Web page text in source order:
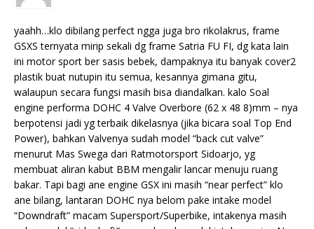
yaahh…klo dibilang perfect ngga juga bro rikolakrus, frame
GSXS ternyata mirip sekali dg frame Satria FU FI, dg kata lain
ini motor sport ber sasis bebek, dampaknya itu banyak cover2
plastik buat nutupin itu semua, kesannya gimana gitu,
walaupun secara fungsi masih bisa diandalkan. kalo Soal
engine performa DOHC 4 Valve Overbore (62 x 48 8)mm – nya
berpotensi jadi yg terbaik dikelasnya (jika bicara soal Top End
Power), bahkan Valvenya sudah model “back cut valve”
menurut Mas Swega dari Ratmotorsport Sidoarjo, yg
membuat aliran kabut BBM mengalir lancar menuju ruang
bakar. Tapi bagi ane engine GSX ini masih “near perfect” klo
ane bilang, lantaran DOHC nya belom pake intake model
“Downdraft” macam Supersport/Superbike, intakenya masih